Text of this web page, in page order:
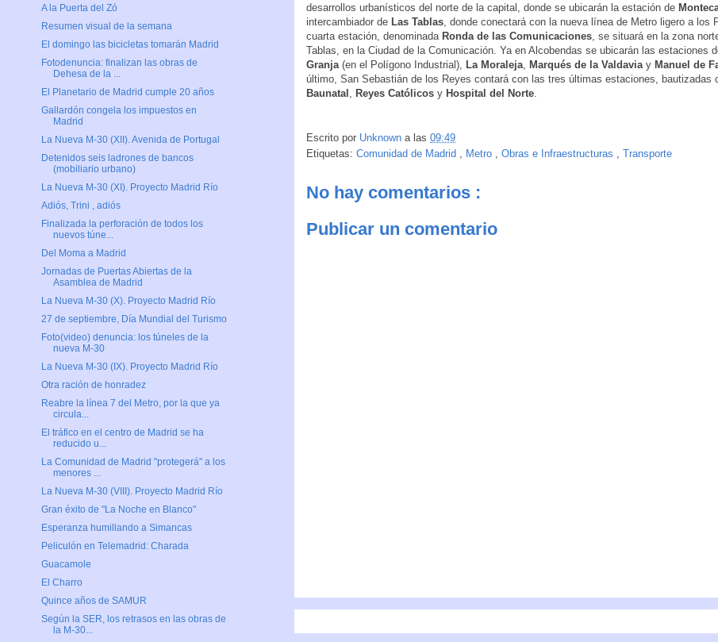
desarrollos urbanísticos del norte de la capital, donde se ubicarán la estación de
intercambiador de Las Tablas , donde conectará con la nueva línea de Metro ligero a los
cuarta estación, denominada Ronda de las Comunicaciones , se situará en la zona
Tablas, en la Ciudad de la Comunicación. Ya en Alcobendas se ubicarán las estaciones
Granja (en el Polígono Industrial), La Moraleja Marqués de la Valdavia y Manuel de
último, San Sebastián de los Reyes contará con las tres últimas estaciones, bautizadas
Baunatal Reyes Católicos y Hospital del Norte
Escrito por Unknown a las 09:49
Etiquetas: Comunidad de Madrid , Metro , Obras e Infraestructuras , Transporte
No hay comentarios :
Publicar un comentario
A la Puerta del Zó
Resumen visual de la semana
El domingo las bicicletas tomarán Madrid
Fotodenuncia: finalizan las obras de
Dehesa de la ...
El Planetario de Madrid cumple 20 años
Gallardón congela los impuestos en
Madrid
La Nueva M-30 (XII). Avenida de Portugal
Detenidos seis ladrones de bancos
(mobiliario urbano)
La Nueva M-30 (XI). Proyecto Madrid Río
Adiós, Trini , adiós
Finalizada la perforación de todos los
nuevos túne...
Del Moma a Madrid
Jornadas de Puertas Abiertas de la
Asamblea de Madrid
La Nueva M-30 (X). Proyecto Madrid Río
27 de septiembre, Día Mundial del Turismo
Foto(video) denuncia: los túneles de la
nueva M-30
La Nueva M-30 (IX). Proyecto Madrid Río
Otra ración de honradez
Reabre la línea 7 del Metro, por la que ya
circula...
El tráfico en el centro de Madrid se ha
reducido u...
La Comunidad de Madrid "protegerá" a los
menores ...
La Nueva M-30 (VIII). Proyecto Madrid Río
Gran éxito de "La Noche en Blanco"
Esperanza humillando a Simancas
Peliculón en Telemadrid: Charada
Guacamole
El Charro
Quince años de SAMUR
Según la SER, los retrasos en las obras de
la M-30...